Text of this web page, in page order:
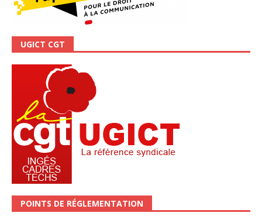
UGICT CGT
POINTS DE RÉGLEMENTATION